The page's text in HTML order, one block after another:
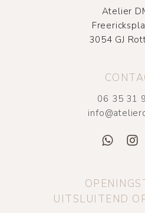
Atelier
3054 GJ
06 35 31
UITSLUITEND